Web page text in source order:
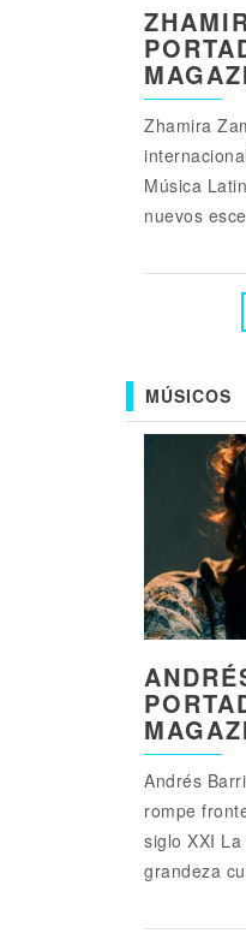
Zhamira
Música
nuevos
MÚSICOS
Andrés
rompe
siglo XXI
grandeza